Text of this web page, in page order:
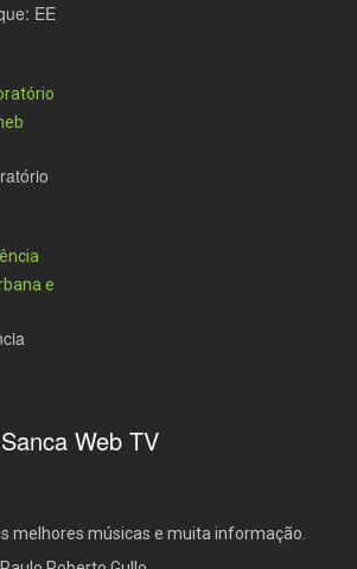
EE
Web TV
melhores músicas e muita informação.